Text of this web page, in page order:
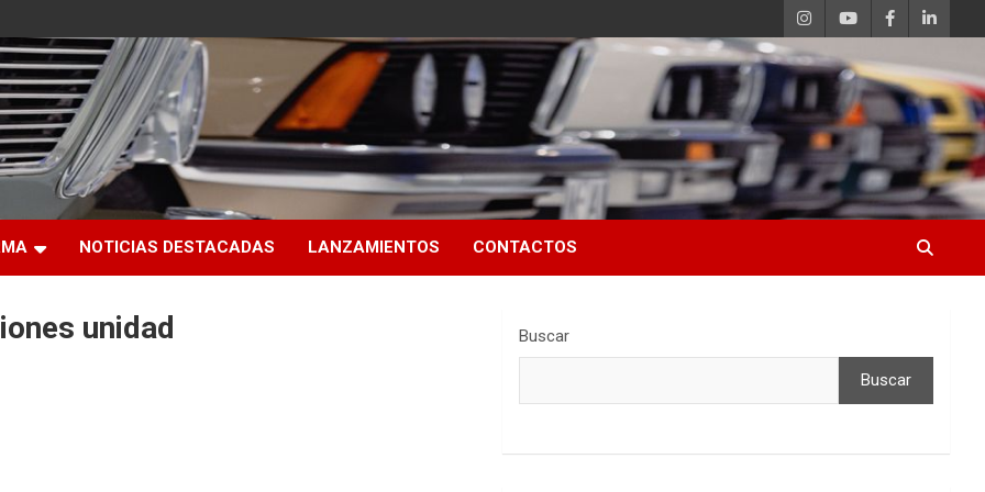
NOTICIAS DESTACADAS LANZAMIENTOS CONTACTOS
unidad Buscar
Buscar